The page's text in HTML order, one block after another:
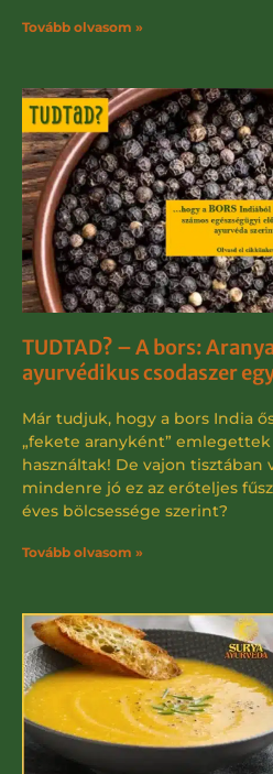
Tovább olvasom »
TUDTAD? – A bors:
ayurvédikus csodaszer
Már tudjuk, hogy a bors India
„fekete aranyként”
használtak! De vajon tisztában
mindenre jó ez az erőteljes
éves bölcsessége szerint?
Tovább olvasom »